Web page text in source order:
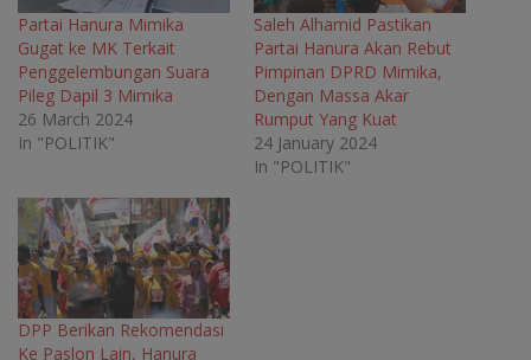
n
n
e
w
w
i
d
o
n
e
w
w
i
n
d
o
n
n
w
w
Partai Hanura Mimika
Gugat ke MK Terkait
Penggelembungan Suara
Pileg Dapil 3 Mimika
26 March 2024
In "POLITIK"
Saleh Alhamid Pastikan
Partai Hanura Akan Rebut
Pimpinan DPRD Mimika,
Dengan Massa Akar
Rumput Yang Kuat
24 January 2024
In "POLITIK"
DPP Berikan Rekomendasi
Ke Paslon Lain, Hanura